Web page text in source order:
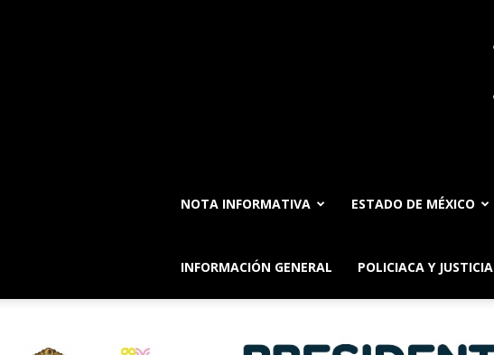
NOTA INFORMATIVA ESTADO DE MÉXICO
INFORMACIÓN GENERAL POLICIACA Y JUSTICIA